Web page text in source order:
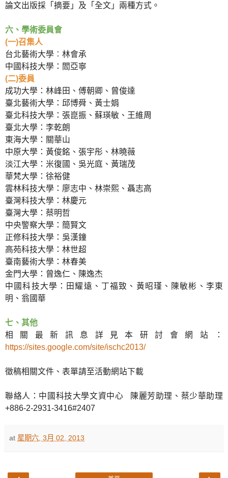
論文出版採「摘要」及「全文」兩種方式。
六、學術委員會
(一)召集人
台北藝術大學︰林會承
中國科技大學：閻亞寧
(二)委員
成功大學：林峰田、傅朝卿、曾俊達
臺北藝術大學：邱博舜、黃士娟
臺北科技大學：張崑振、蘇瑛敏、王維周
臺北大學：李乾朗
東海大學：關華山
中原大學：黃俊銘、張宇彤、林曉薇
淡江大學：米復國、吳光庭、黃瑞茂
華梵大學：徐裕健
雲林科技大學：廖志中、林崇熙、聶志高
臺灣科技大學：林慶元
臺灣大學：蔡明哲
中央警察大學：簡賢文
正修科技大學：吳漢鐘
高苑科技大學：林世超
臺南藝術大學：林春美
金門大學：曾逸仁、陳逸杰
中國科技大學：田耀遠、丁福致、黃昭瑾、陳敏彬、李東
明、翁國華
七、其他
相關最新訊息詳見本研討會網站：
https://sites.google.com/site/ischc2013/
徵稿相關文件、表單請至活動網站下載
聯絡人：中國科技大學文資中心 陳麗芳助理、蔡少華助理
+886-2-2931-3416#2407
at 星期六, 3月 02, 2013